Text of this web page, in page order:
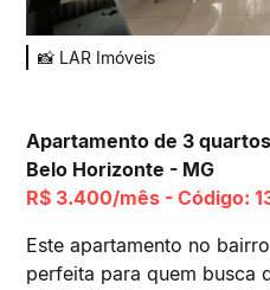
📸 LAR Imóveis
Apartamento de 3
Belo Horizonte - MG
R$ 3.400/mês - Código:
Este apartamento no
perfeita para quem busca